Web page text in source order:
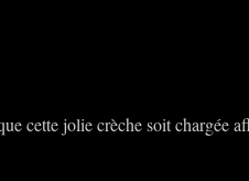
cette jolie crèche soit chargée